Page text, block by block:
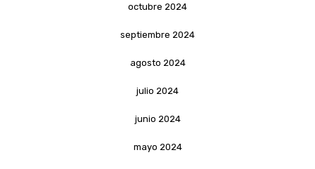
octubre 2024
septiembre 2024
agosto 2024
julio 2024
junio 2024
mayo 2024